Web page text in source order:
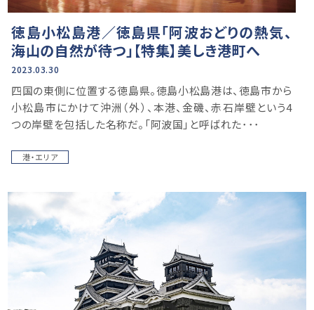
徳島小松島港／徳島県「阿波おどりの熱気、
海山の自然が待つ」【特集】美しき港町へ
2023.03.30
四国の東側に位置する徳島県。徳島小松島港は、徳島市から
小松島市にかけて沖洲（外）、本港、金磯、赤石岸壁という4
つの岸壁を包括した名称だ。「阿波国」と呼ばれた･･･
港・エリア